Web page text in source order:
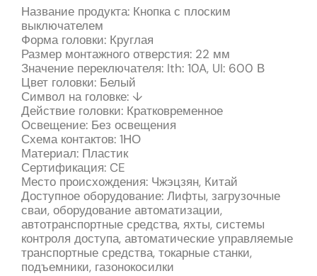
Название продукта: Кнопка с плоским
выключателем
Форма головки: Круглая
Размер монтажного отверстия: 22 мм
Значение переключателя: Ith: 10A, UI: 600 В
Цвет головки: Белый
Символ на головке: ↓
Действие головки: Кратковременное
Освещение: Без освещения
Схема контактов: 1НО
Материал: Пластик
Сертификация: CE
Место происхождения: Чжэцзян, Китай
Доступное оборудование: Лифты, загрузочные
сваи, оборудование автоматизации,
автотранспортные средства, яхты, системы
контроля доступа, автоматические управляемые
транспортные средства, токарные станки,
подъемники, газонокосилки